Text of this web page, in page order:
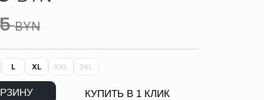
BYN
L XL XXL 3XL
КУПИТЬ В 1 КЛИК